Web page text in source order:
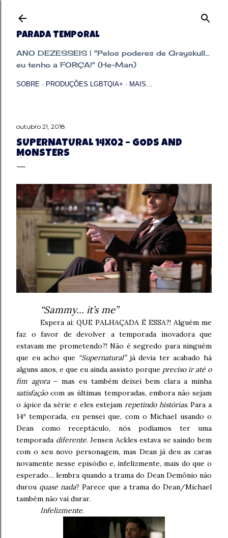
PARADA TEMPORAL
ANO DEZESSEIS | "Pelos poderes de Grayskull...
eu tenho a FORÇA!" (He-Man)
SOBRE PRODUÇÕES LGBTQIA+ MAIS…
outubro 21, 2018
SUPERNATURAL 14X02 – GODS AND
MONSTERS
“Sammy… it’s me”
Espera aí: QUE PALHAÇADA É ESSA?! Alguém me
faz o favor de devolver a temporada inovadora que
estavam me prometendo?! Não é segredo para ninguém
que eu acho que “Supernatural”já devia ter acabado há
alguns anos, e que eu ainda assisto porque preciso ir até o
fim agora– mas eu também deixei bem clara a minha
satisfaçãocom as últimas temporadas, embora não sejam
o ápice da série e eles estejam repetindo histórias. Para a
14ª temporada, eu pensei que, com o Michael usando o
Dean como receptáculo, nós podíamos ter uma
temporada diferente. Jensen Ackles estava se saindo bem
com o seu novo personagem, mas Dean já deu as caras
novamente nesse episódio e, infelizmente, mais do que o
esperado… lembra quando a trama do Dean Demônio não
durou quase nada? Parece que a trama do Dean/Michael
também não vai durar.
Infelizmente.